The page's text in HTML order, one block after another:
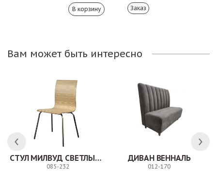
Заказ
Вам может быть интересно
СТУЛ МИЛВУД СВЕТЛЫЙ ШЕЛК
085-232
ДИВАН ВЕННАЛЬ
012-170